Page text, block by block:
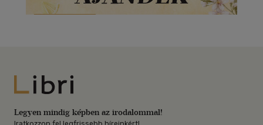
Libri
Legyen mindig képben az irodalommal!